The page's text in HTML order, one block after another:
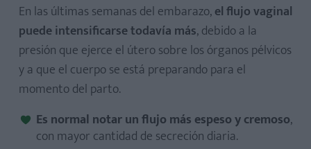
En las últimas semanas del embarazo,el flujo vaginal
puede intensificarse todavía más, debido a la
presión que ejerce el útero sobre los órganos pélvicos
y a que el cuerpo se está preparando para el
momento del parto.
Es normal notar un flujo más espeso y cremoso,
con mayor cantidad de secreción diaria.